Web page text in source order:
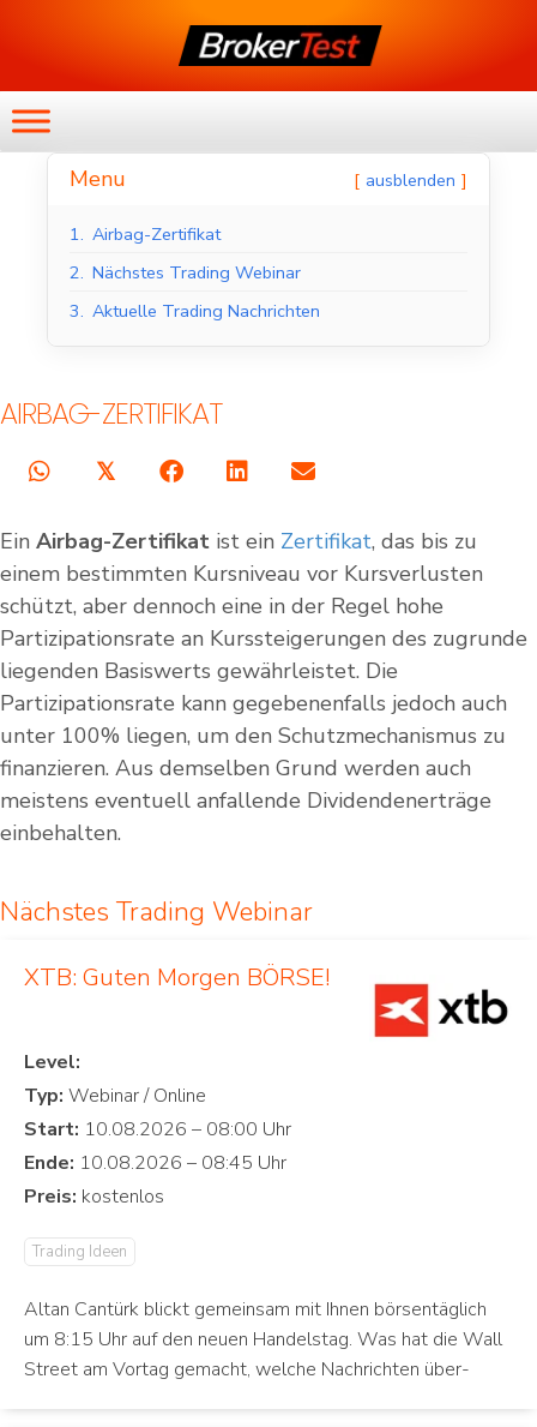
Menu ausblenden
1. Airbag-Zertifikat
2. Nächstes Trading Webinar
3. Aktuelle Trading Nachrichten
AIRBAG-ZERTIFIKAT
𝕏
Ein Airbag-Zertifikat ist ein Zertifikat, das bis zu
einem bestimmten Kursniveau vor Kursverlusten
schützt, aber dennoch eine in der Regel hohe
Partizipationsrate an Kurssteigerungen des zugrunde
liegenden Basiswerts gewährleistet. Die
Partizipationsrate kann gegebenenfalls jedoch auch
unter 100% liegen, um den Schutzmechanismus zu
finanzieren. Aus demselben Grund werden auch
meistens eventuell anfallende Dividendenerträge
einbehalten.
Nächstes Trading Webinar
XTB: Guten Morgen BÖRSE!
Level:
Typ:
Start:
Ende:
Preis:
Trading Ideen
Altan Cantürk blickt gemeinsam mit Ihnen börsentäglich
um 8:15 Uhr auf den neuen Handelstag. Was hat die Wall
Street am Vortag gemacht, welche Nachrichten über-